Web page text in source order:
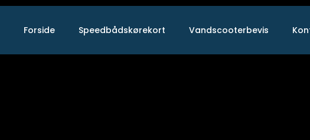
Forside Speedbådskørekort Vandscooterbevis